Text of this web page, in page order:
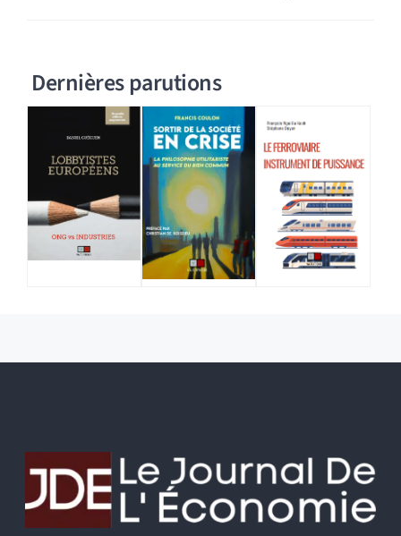
Dernières parutions